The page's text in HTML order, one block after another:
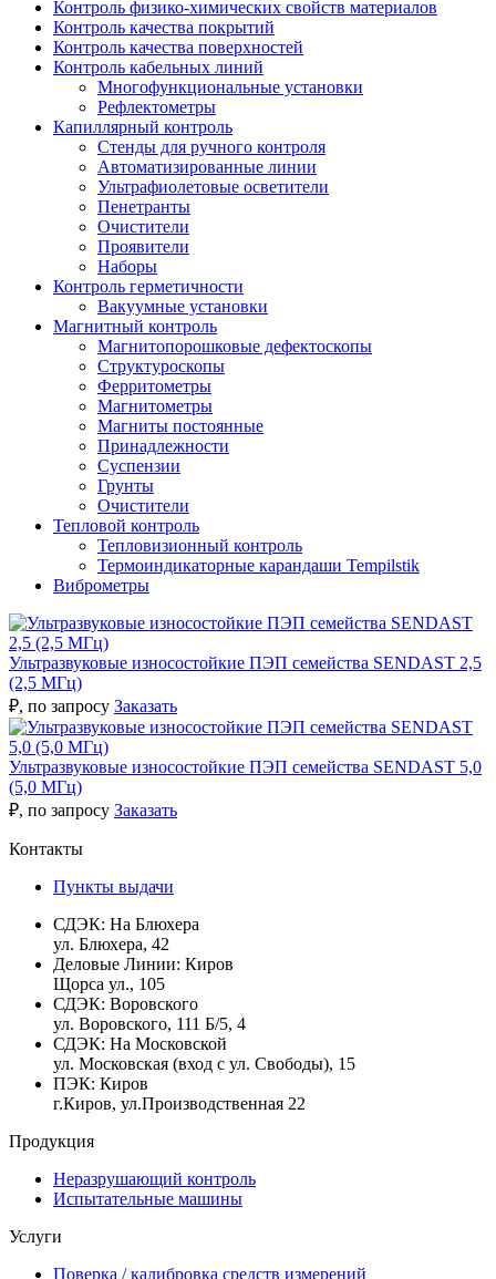
Контроль физико-химических свойств материалов
Контроль качества покрытий
Контроль качества поверхностей
Контроль кабельных линий
Многофункциональные установки
Рефлектометры
Капиллярный контроль
Стенды для ручного контроля
Автоматизированные линии
Ультрафиолетовые осветители
Пенетранты
Очистители
Проявители
Наборы
Контроль герметичности
Вакуумные установки
Магнитный контроль
Магнитопорошковые дефектоскопы
Структуроскопы
Ферритометры
Магнитометры
Магниты постоянные
Принадлежности
Суспензии
Грунты
Очистители
Тепловой контроль
Тепловизионный контроль
Термоиндикаторные карандаши Tempilstik
Виброметры
Ультразвуковые износостойкие ПЭП семейства SENDAST 2,5
(2,5 МГц)
₽, по запросу Заказать
Ультразвуковые износостойкие ПЭП семейства SENDAST 5,0
(5,0 МГц)
₽, по запросу Заказать
Контакты
Пункты выдачи
СДЭК: На Блюхера
ул. Блюхера, 42
Деловые Линии: Киров
Щорса ул., 105
СДЭК: Воровского
ул. Воровского, 111 Б/5, 4
СДЭК: На Московской
ул. Московская (вход с ул. Свободы), 15
ПЭК: Киров
г.Киров, ул.Производственная 22
Продукция
Неразрушающий контроль
Испытательные машины
Услуги
Поверка / калибровка средств измерений